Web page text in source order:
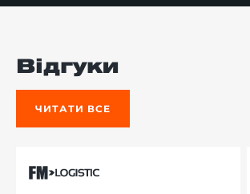
Відгуки
ЧИТАТИ ВСЕ